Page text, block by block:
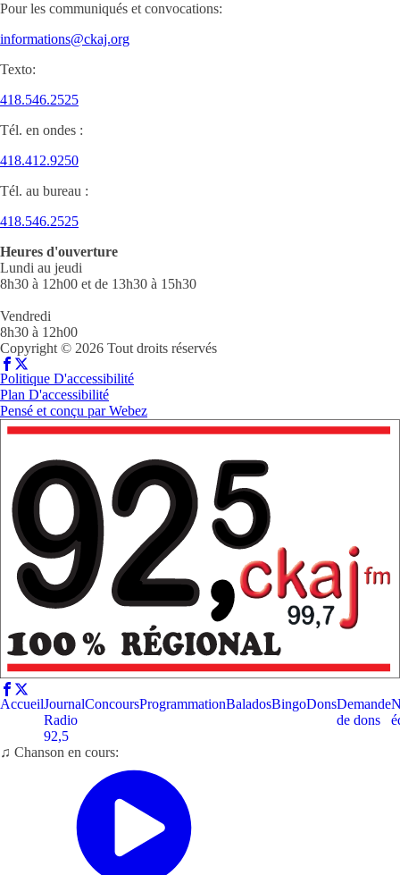
Pour les communiqués et convocations:
informations@ckaj.org
Texto:
418.546.2525
Tél. en ondes :
418.412.9250
Tél. au bureau :
418.546.2525
Heures d'ouverture
Lundi au jeudi
8h30 à 12h00 et de 13h30 à 15h30
Vendredi
8h30 à 12h00
Copyright © 2026 Tout droits réservés
Politique D'accessibilité
Plan D'accessibilité
Pensé et conçu parWebez
AccueilJournal
Radio
92,5
ConcoursProgrammationBaladosBingoDonsDemande
de dons
♫ Chanson en cours: